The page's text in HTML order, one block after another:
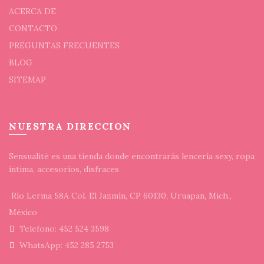
ACERCA DE
CONTACTO
PREGUNTAS FRECUENTES
BLOG
SITEMAP
NUESTRA DIRECCION
Sensualité es una tienda donde encontrarás lencería sexy, ropa
íntima, accesorios, disfraces
Río Lerma 58A Col. El Jazmín, CP 60130, Uruapan, Mich.,
México
Telefono: 452 524 3598
WhatsApp: 452 285 2753